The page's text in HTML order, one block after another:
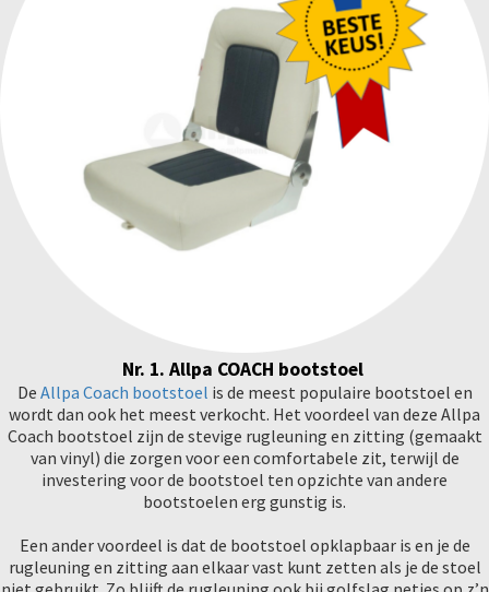
Nr. 1. Allpa COACH bootstoel
De Allpa Coach bootstoel is de meest populaire bootstoel en
wordt dan ook het meest verkocht. Het voordeel van deze Allpa
Coach bootstoel zijn de stevige rugleuning en zitting (gemaakt
van vinyl) die zorgen voor een comfortabele zit, terwijl de
investering voor de bootstoel ten opzichte van andere
bootstoelen erg gunstig is.
Een ander voordeel is dat de bootstoel opklapbaar is en je de
rugleuning en zitting aan elkaar vast kunt zetten als je de stoel